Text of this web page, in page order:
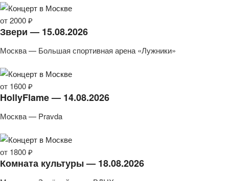
от 2000 ₽
Звери — 15.08.2026
Москва — Большая спортивная арена «Лужники»
от 1600 ₽
HollyFlame — 14.08.2026
Москва — Pravda
от 1800 ₽
Комната культуры — 18.08.2026